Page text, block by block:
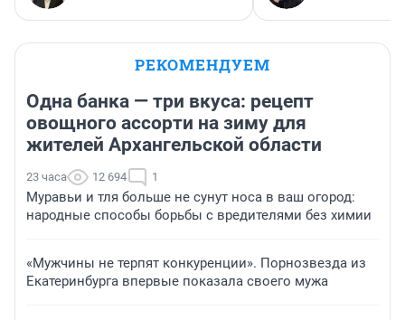
РЕКОМЕНДУЕМ
Одна банка — три вкуса: рецепт
овощного ассорти на зиму для
жителей Архангельской области
23 часа 12 694 1
Муравьи и тля больше не сунут носа в ваш огород:
народные способы борьбы с вредителями без химии
«Мужчины не терпят конкуренции». Порнозвезда из
Екатеринбурга впервые показала своего мужа